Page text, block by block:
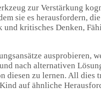
zur Verstärkung
sie es herausfordern,
und kritisches Denken,
ausprobieren,
nach alternativen
diesen zu lernen. All
auf ähnliche